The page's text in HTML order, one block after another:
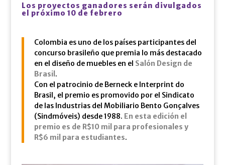
Los proyectos ganadores serán divulgados
el próximo 10 de febrero
Colombia es uno de los países participantes del
concurso brasileño que premia lo más destacado
en el diseño de muebles en el Salón Design de
Brasil .
Con el patrocinio de Berneck e Interprint do
Brasil, el premio es promovido por el Sindicato
de las Industrias del Mobiliario Bento Gonçalves
(Sindmóveis) desde 1988. En esta edición el
premio es de R$10 mil para profesionales y
R$6 mil para estudiantes.